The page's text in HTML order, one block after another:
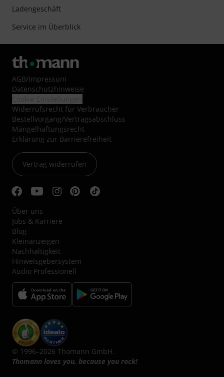
Ladengeschäft
Service im Überblick
AGB/Impressum
Datenschutzhinweise
Widerrufsrecht für Verbraucher
Bestellvorgang/Vertragsabschluss
Mängelhaftungsrecht
Erklärung zur Barrierefreiheit
Vertrag widerrufen
Über uns
Jobs & Karriere
Blog
Kleinanzeigen
Nachhaltigkeit
Hinweisgebersystem
Audio Professionell
© 1996–2026 Thomann GmbH.
Thomann loves you, because you rock!